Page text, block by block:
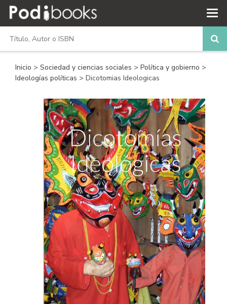
Inicio > Sociedad y ciencias sociales > Política y gobierno >
Ideologías políticas > Dicotomias Ideologicas